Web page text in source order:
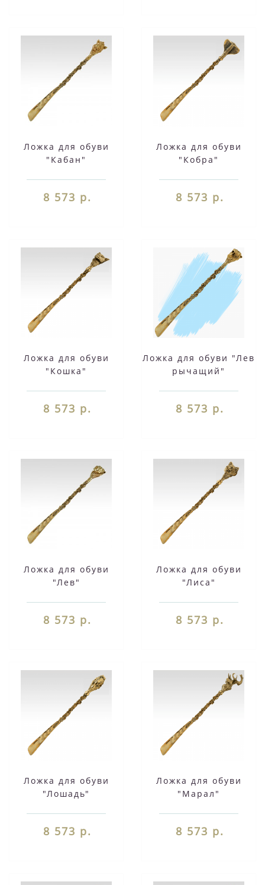
Ложка для обуви
"Кабан"
8 573 р.
Ложка для обуви
"Кобра"
8 573 р.
Ложка для обуви
"Кошка"
8 573 р.
Ложка для обуви "Лев
рычащий"
8 573 р.
Ложка для обуви
"Лев"
8 573 р.
Ложка для обуви
"Лиса"
8 573 р.
Ложка для обуви
"Лошадь"
8 573 р.
Ложка для обуви
"Марал"
8 573 р.